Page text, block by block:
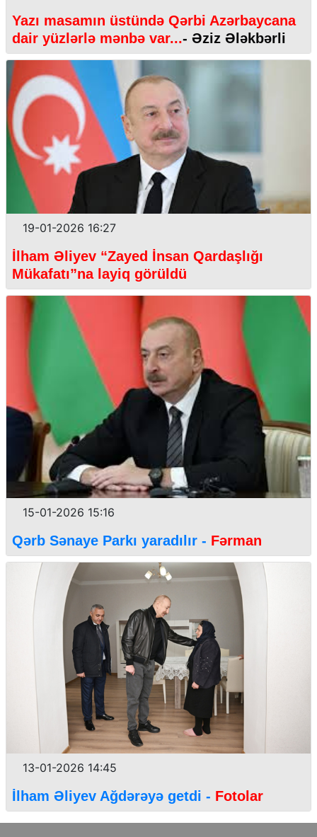
Yazı masamın üstündə Qərbi Azərbaycana
dair yüzlərlə mənbə var...- Əziz Ələkbərli
19-01-2026 16:27
İlham Əliyev “Zayed İnsan Qardaşlığı
Mükafatı”na layiq görüldü
15-01-2026 15:16
Qərb Sənaye Parkı yaradılır - Fərman
13-01-2026 14:45
İlham Əliyev Ağdərəyə getdi - Fotolar